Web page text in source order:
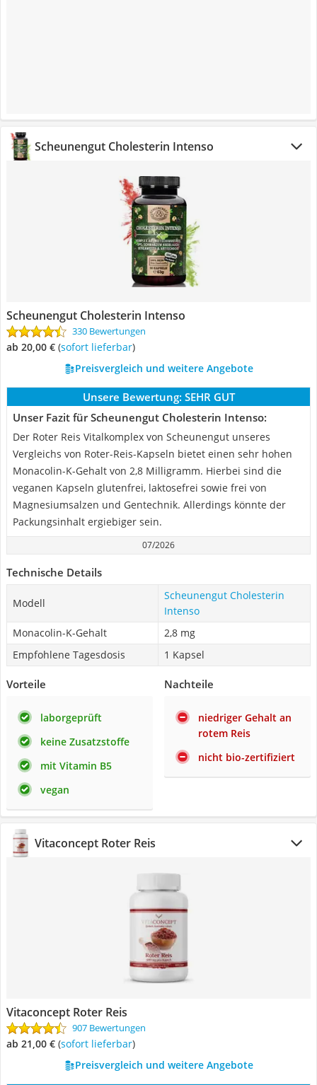
Scheunengut Cholesterin Intenso
Scheunengut Cholesterin Intenso
330 Bewertungen
ab 20,00 € ( Sofort lieferbar)
Preisvergleich und weitere Angebote
Unsere Bewertung: SEHR GUT
Unser Fazit für Scheunengut Cholesterin Intenso:
Der Roter Reis Vitalkomplex von Scheunengut unseres
Vergleichs von Roter-Reis-Kapseln bietet einen sehr hohen
Monacolin-K-Gehalt von 2,8 Milligramm. Hierbei sind die
veganen Kapseln glutenfrei, laktosefrei sowie frei von
Magnesiumsalzen und Gentechnik. Allerdings könnte der
Packungsinhalt ergiebiger sein.
07/2026
Technische Details
Modell
Scheunengut Cholesterin
Intenso
Monacolin-K-Gehalt
2,8 mg
Empfohlene Tagesdosis
1 Kapsel
Vorteile
laborgeprüft
keine Zusatzstoffe
mit Vitamin B5
vegan
Nachteile
niedriger Gehalt an
rotem Reis
nicht bio-zertifiziert
Vitaconcept Roter Reis
Vitaconcept Roter Reis
907 Bewertungen
ab 21,00 € ( Sofort lieferbar)
Preisvergleich und weitere Angebote